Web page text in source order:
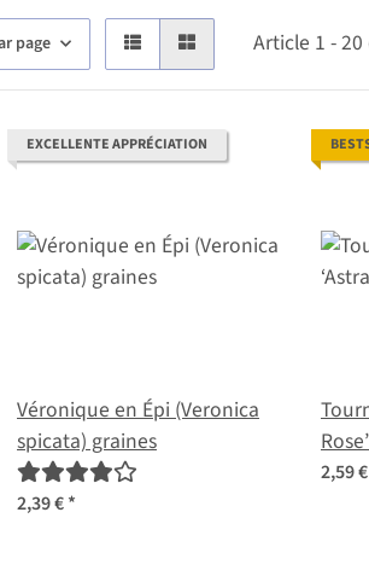
page Article 1 - 20
EXCELLENTE APPRÉCIATION
Véronique en Épi (Veronica
spicata) graines
2,39 €*
2,59 €